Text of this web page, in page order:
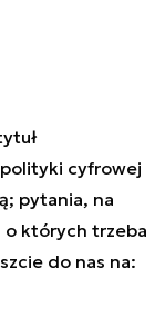
cyfrowej
pytania, na
których trzeba
do nas na: